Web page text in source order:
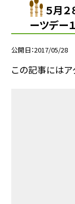
５月
ーツデー１
公開日 2017/05/28
この記事には